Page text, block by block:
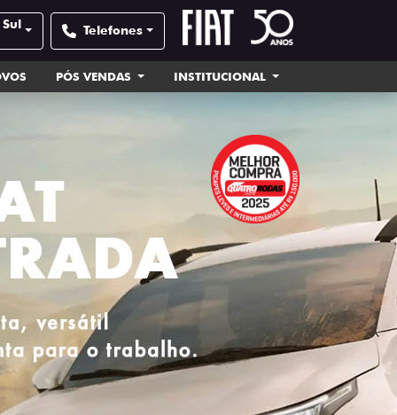
Telefones
PÓS VENDAS INSTITUCIONAL